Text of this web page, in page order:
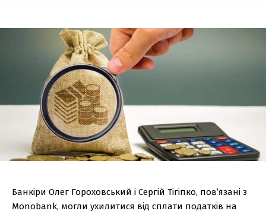
Банкіри Олег Гороховський і Сергій Тігіпко, пов’язані з
Monobank, могли ухилитися від сплати податків на